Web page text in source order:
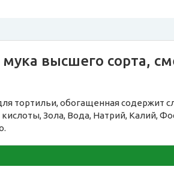
высшего сорта,
тортильи, обогащенная содержит
Зола, Вода, Натрий, Калий,